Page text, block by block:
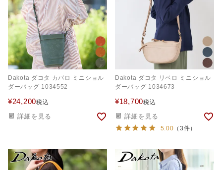
Dakota ダコタ カバロ ミニショル
ダーバッグ 1034552
¥24,200税込
詳細を見る
Dakota ダコタ リベロ ミニショル
ダーバッグ 1034673
¥18,700税込
詳細を見る
5.00 （3件）